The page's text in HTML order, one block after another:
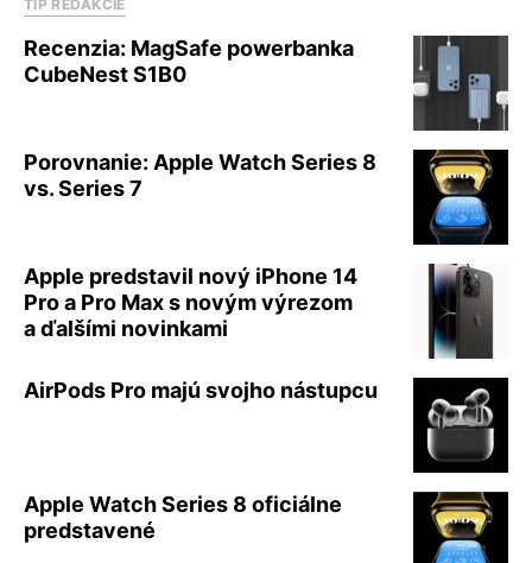
TIP REDAKCIE
Recenzia: MagSafe powerbanka
CubeNest S1B0
Porovnanie: Apple Watch Series 8
vs. Series 7
Apple predstavil nový iPhone 14
Pro a Pro Max s novým výrezom
a ďalšími novinkami
AirPods Pro majú svojho nástupcu
Apple Watch Series 8 oficiálne
predstavené